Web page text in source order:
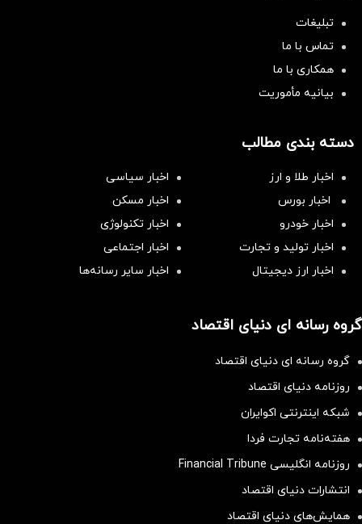
تبلیغات
تماس با ما
همکاری با ما
بیانیه مأموریت
دسته بندی مطالب
اخبار طلا و ارز
اخبار سیاسی
اخبار بورس
اخبار مسکن
اخبار خودرو
اخبار تکنولوژی
اخبار تولید و تجارت
اخبار اجتماعی
اخبار ارز دیجیتال
اخبار سایر رسانه‌‌ها
گروه رسانه ای دنیای اقتصاد
گروه رسانه ای دنیای اقتصاد
روزنامه دنیای اقتصاد
شبکه اینترنتی اکوایران
هفته‌نامه تجارت فردا
روزنامه انگلیسی Financial Tribune
انتشارات دنیای اقتصاد
همایش‌های دنیای اقتصاد